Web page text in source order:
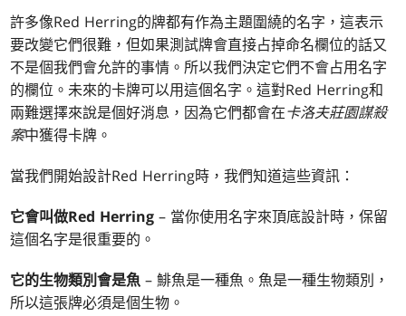
許多像Red Herring的牌都有作為主題圍繞的名字，這表示
要改變它們很難，但如果測試牌會直接占掉命名欄位的話又
不是個我們會允許的事情。所以我們決定它們不會占用名字
的欄位。未來的卡牌可以用這個名字。這對Red Herring和
兩難選擇來說是個好消息，因為它們都會在卡洛夫莊園謀殺
案中獲得卡牌。
當我們開始設計Red Herring時，我們知道這些資訊：
它會叫做Red Herring – 當你使用名字來頂底設計時，保留
這個名字是很重要的。
它的生物類別會是魚 – 鯡魚是一種魚。魚是一種生物類別，
所以這張牌必須是個生物。